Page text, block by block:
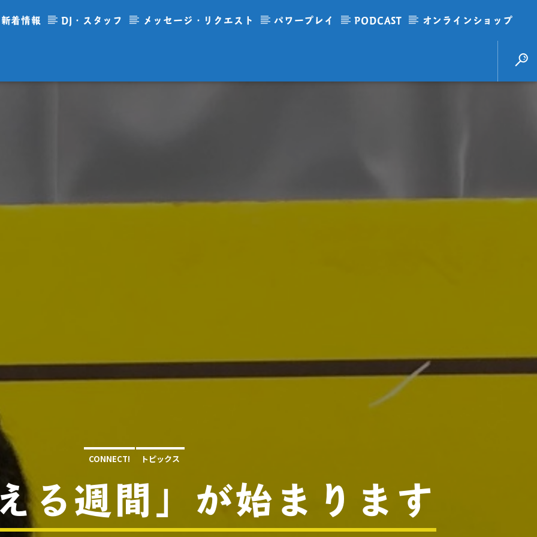
新着情報 DJ・スタッフ メッセージ・リクエスト パワープレイ PODCAST オンラインショップ
CONNECT! トピックス
る週間」が始まります